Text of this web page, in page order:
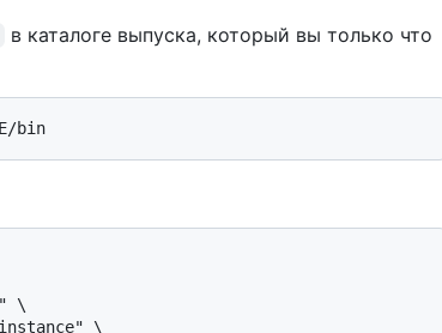
в каталоге выпуска, который вы только что